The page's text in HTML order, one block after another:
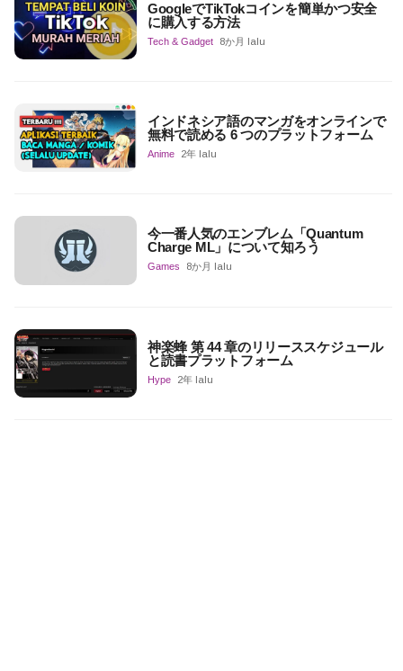
GoogleでTikTokコインを簡単かつ安全
に購入する方法
Tech & Gadget 8か月 lalu
インドネシア語のマンガをオンラインで
無料で読める 6 つのプラットフォーム
Anime 2年 lalu
今一番人気のエンブレム「Quantum
Charge ML」について知ろう
Games 8か月 lalu
神楽蜂 第 44 章のリリーススケジュール
と読書プラットフォーム
Hype 2年 lalu